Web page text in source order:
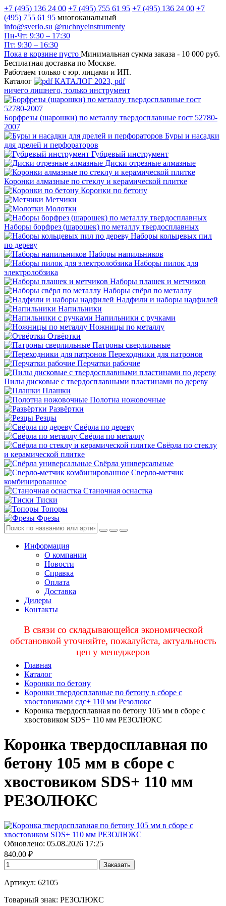
+7 (495) 136 24 00 +7 (495) 755 61 95 +7 (495) 136 24 00 +7
(495) 755 61 95 многоканальный
info@sverlo.su @ruchnyeinstrumenty
Пн-Чт: 9:30 – 17:30
Пт: 9:30 – 16:30
Пока в корзине пусто Минимальная сумма заказа - 10 000 руб.
Бесплатная доставка по Москве.
Работаем только с юр. лицами и ИП.
Каталог
КАТАЛОГ 2023, рdf
ничего лишнего, только инструмент
Борфрезы (шарошки) по металлу твердосплавные гост 52780-
2007
Буры и насадки
для дрелей и перфораторов
Губцевый инструмент
Диски отрезные алмазные
Коронки алмазные по стеклу и керамической плитке
Коронки по бетону
Метчики
Молотки
Наборы борфрез (шарошек) по металлу твердосплавных
Наборы кольцевых пил
по дереву
Наборы напильников
Наборы пилок для
электролобзика
Наборы плашек и метчиков
Наборы свёрл по металлу
Надфили и наборы надфилей
Напильники
Напильники с ручками
Ножницы по металлу
Отвёртки
Патроны сверлильные
Переходники для патронов
Перчатки рабочие
Пилы дисковые с твердосплавными пластинами по дереву
Плашки
Полотна ножовочные
Развёртки
Резцы
Свёрла по дереву
Свёрла по металлу
Свёрла по стеклу
и керамической плитке
Свёрла универсальные
Сверло-метчик
комбинированное
Станочная оснастка
Тиски
Топоры
Фрезы
Информация
О компании
Новости
Справка
Оплата
Доставка
Дилеры
Контакты
В связи со складывающейся экономической
обстановкой уточняйте, пожалуйста, актуальность
цен у менеджеров
Главная
Каталог
Коронки по бетону
Коронки твердосплавные по бетону в сборе с
хвостовиками сдс+ 110 мм Резолюкс
Коронка твердосплавная по бетону 105 мм в сборе с
хвостовиком SDS+ 110 мм РЕЗОЛЮКС
Коронка твердосплавная по
бетону 105 мм в сборе с
хвостовиком SDS+ 110 мм
РЕЗОЛЮКС
Обновлено: 05.08.2026 17:25
840.00 ₽
Заказать
Артикул: 62105
Товарный знак: РЕЗОЛЮКС